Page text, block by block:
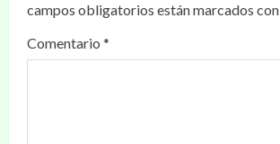
campos obligatorios están marcados con
Comentario *